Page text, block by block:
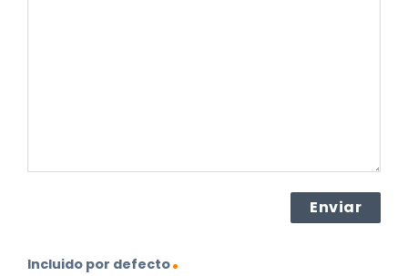
Incluido por defecto